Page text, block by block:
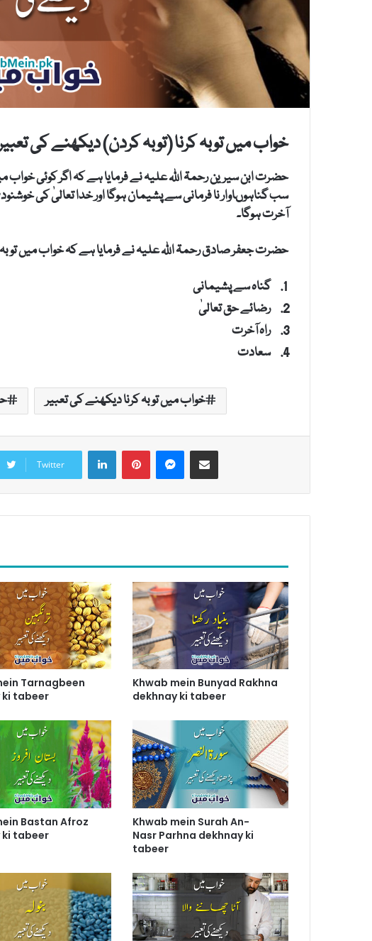
خواب میں توبہ کرنا (توبہ کردن) دیکھنے کی
حضرت ابن سیرین رحمۃ اللہ علیہ نے فرمایا ہے کہ اگر کوئی
سب گناہوںاوار نا فرمانی سے پشیمان ہوگا اور خدا تعالیٰ کی
آخرت ہوگا۔
حضرت جعفر صادق رحمۃ اللہ علیہ نے فرمایا ہے کہ خواب میں توبہ
گناہ سے پشیمانی
رضائے حق تعالیٰ
راہ آخرت
سعادت
خواب میں توبہ کرنا دیکھنے کی تعبیر
Twitter
LinkedInPinterestMessenger
Share via Email
Tarnagbeen
ki tabeer
Khwab mein Bunyad Rakhna
dekhnay ki tabeer
Bastan Afroz
ki tabeer
Khwab mein Surah An-
Nasr Parhna dekhnay ki
tabeer